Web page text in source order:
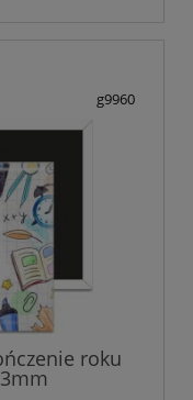
g9960
roku